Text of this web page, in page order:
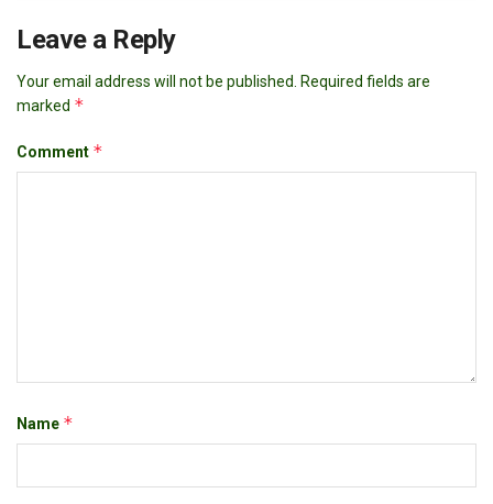
Leave a Reply
Your email address will not be published.
Required fields are
marked *
Comment *
Name *